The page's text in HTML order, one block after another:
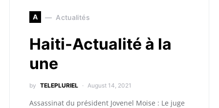
A Actualités
Haiti-Actualité à la
une
by TELEPLURIEL August 14, 2021
Assassinat du président Jovenel Moise : Le juge